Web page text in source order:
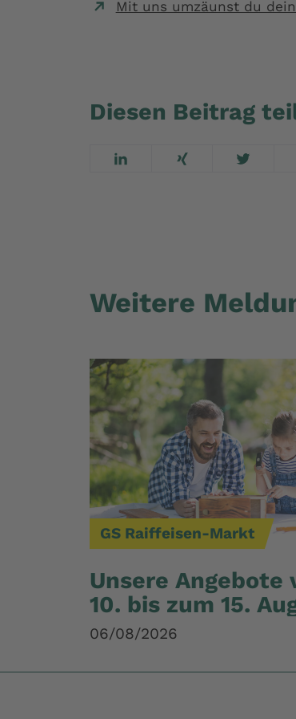
Mit uns umzäunst du
Diesen Beitrag
Weitere
GS Raiffeisen-Markt
Unsere Angebote
10. bis zum 15.
06/08/2026